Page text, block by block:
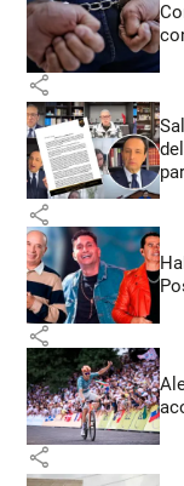
share
share
share
share